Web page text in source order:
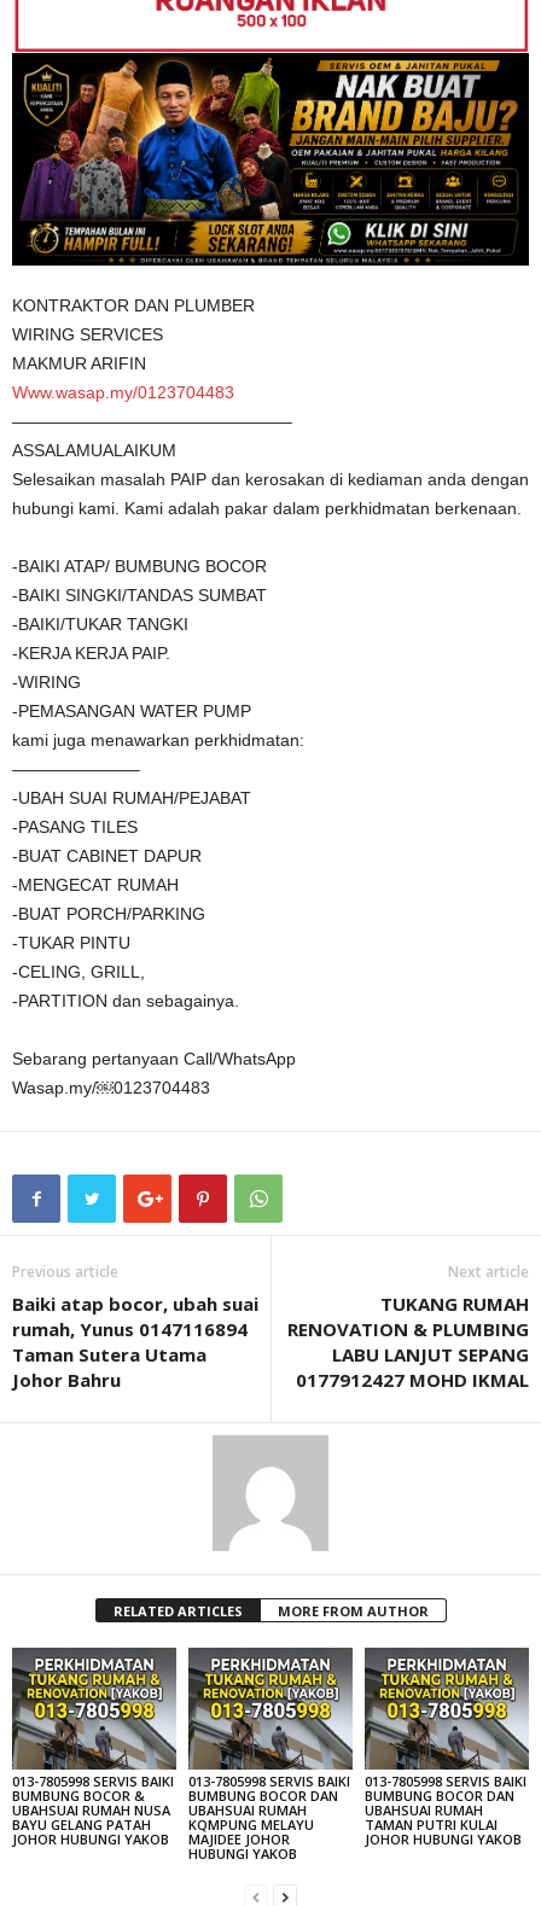
KONTRAKTOR DAN PLUMBER
WIRING SERVICES
MAKMUR ARIFIN
Www.wasap.my/0123704483
————————————————–
ASSALAMUALAIKUM
Selesaikan masalah PAIP dan kerosakan di kediaman anda dengan
hubungi kami. Kami adalah pakar dalam perkhidmatan berkenaan.
-BAIKI ATAP/ BUMBUNG BOCOR
-BAIKI SINGKI/TANDAS SUMBAT
-BAIKI/TUKAR TANGKI
-KERJA KERJA PAIP.
-WIRING
-PEMASANGAN WATER PUMP
kami juga menawarkan perkhidmatan:
———————–
-UBAH SUAI RUMAH/PEJABAT
-PASANG TILES
-BUAT CABINET DAPUR
-MENGECAT RUMAH
-BUAT PORCH/PARKING
-TUKAR PINTU
-CELING, GRILL,
-PARTITION dan sebagainya.
Sebarang pertanyaan Call/WhatsApp
Wasap.my/￼⁨0123704483
Previous article
Baiki atap bocor, ubah suai
rumah, Yunus 0147116894
Taman Sutera Utama
Johor Bahru
Next article
TUKANG RUMAH
RENOVATION & PLUMBING
LABU LANJUT SEPANG
0177912427 MOHD IKMAL
RELATED ARTICLES MORE FROM AUTHOR
013-7805998 SERVIS BAIKI
BUMBUNG BOCOR &
UBAHSUAI RUMAH NUSA
BAYU GELANG PATAH
JOHOR HUBUNGI YAKOB
013-7805998 SERVIS BAIKI
BUMBUNG BOCOR DAN
UBAHSUAI RUMAH
KQMPUNG MELAYU
MAJIDEE JOHOR
HUBUNGI YAKOB
013-7805998 SERVIS BAIKI
BUMBUNG BOCOR DAN
UBAHSUAI RUMAH
TAMAN PUTRI KULAI
JOHOR HUBUNGI YAKOB